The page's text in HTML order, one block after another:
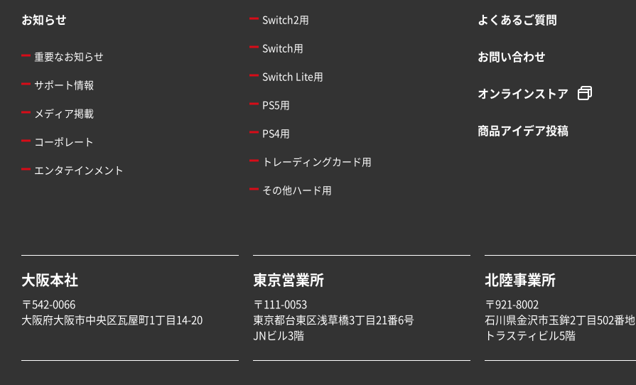
お知らせ
重要なお知らせ
サポート情報
メディア掲載
コーポレート
エンタテインメント
Switch2用
Switch用
Switch Lite用
PS5用
PS4用
トレーディングカード用
その他ハード用
よくあるご質問
お問い合わせ
オンラインストア
商品アイデア投稿
大阪本社
〒542-0066
大阪府大阪市中央区瓦屋町1丁目14-20
東京営業所
〒111-0053
東京都台東区浅草橋3丁目21番6号
JNビル3階
北陸事業所
〒921-8002
石川県金沢市玉鉾2丁目502番地
トラスティビル5階